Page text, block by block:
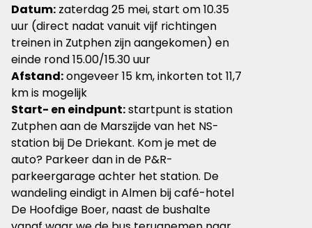
Datum: zaterdag 25 mei, start om 10.35
uur (direct nadat vanuit vijf richtingen
treinen in Zutphen zijn aangekomen) en
einde rond 15.00/15.30 uur
Afstand:ongeveer 15 km, inkorten tot 11,7
km is mogelijk
Start- en eindpunt:startpunt is station
Zutphen aan de Marszijde van het NS-
station bij De Driekant. Kom je met de
auto? Parkeer dan in de P&R-
parkeergarage achter het station. De
wandeling eindigt in Almen bij café-hotel
De Hoofdige Boer, naast de bushalte